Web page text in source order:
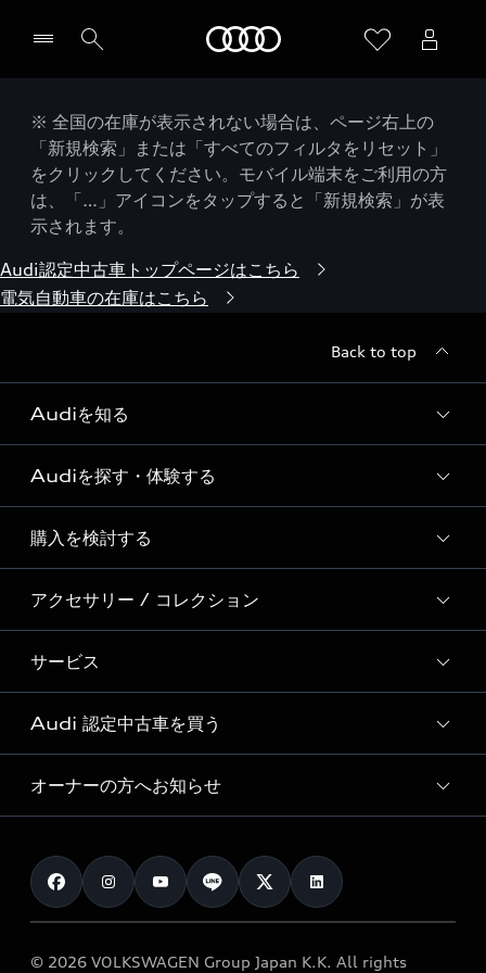
※ 全国の在庫が表示されない場合は、ページ右上の
「新規検索」または「すべてのフィルタをリセット」
をクリックしてください。モバイル端末をご利用の方
は、「…」アイコンをタップすると「新規検索」が表
示されます。
Audi認定中古車トップページはこちら
電気自動車の在庫はこちら
Back to top
Audiを知る
Audi ブランド
Story of Progress
Audi Sport
Formula 1®
デジタルサービス
Audiを探す・体験する
ディーラー検索
新車在庫検索
試乗車・展示車検索
見積り依頼
試乗予約
購入を検討する
モデル一覧
特別仕様モデル / 限定モデル
e-tronラインアップ
価格シミュレーション
車両比較
カタログ一覧
アクセサリー / コレクション
純正アクセサリー
オンラインショップ
Audi collection
アウディナビアプリ
サービス
サービス入庫予約
サービスプログラム
メンテナンス
車検 / 定期点検
e-tronアフターサポート
Audi 認定中古車を買う
Audi認定中古車
クオリティ
保証
メンテナンス
オーナーの方へお知らせ
お知らせ
オーナー様向けキャンペーン
© 2026 VOLKSWAGEN Group Japan K.K. All rights